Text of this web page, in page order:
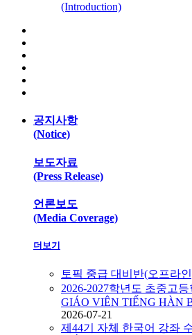
(Introduction)
공지사항
(Notice)
보도자료
(Press Release)
언론보도
(Media Coverage)
더보기
토픽 중급 대비반(오프라
2026-2027학년도 초중고
GIÁO VIÊN TIẾNG HÀN
2026-07-21
제44기 자체 한국어 강좌